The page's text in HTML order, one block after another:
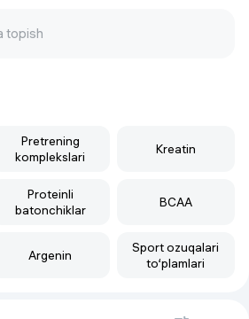
Pretrening
komplekslari
Kreatin
Proteinli
batonchiklar
BCAA
Argenin
Sport ozuqalari
to‘plamlari